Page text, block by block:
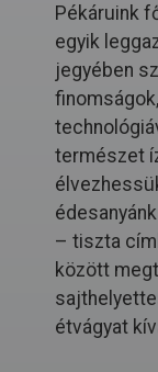
Pékáruink
egyik
jegyében
természet
– tiszta
között
étvágyat